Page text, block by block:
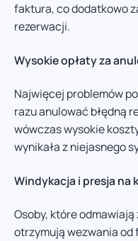
faktura, co dodatkowo
rezerwacji.
Wysokie opłaty za
Najwięcej problemów
razu anulować błędną
wówczas wysokie
wynikała z niejasnego
Windykacja i presja na
Osoby, które
otrzymują wezwania od